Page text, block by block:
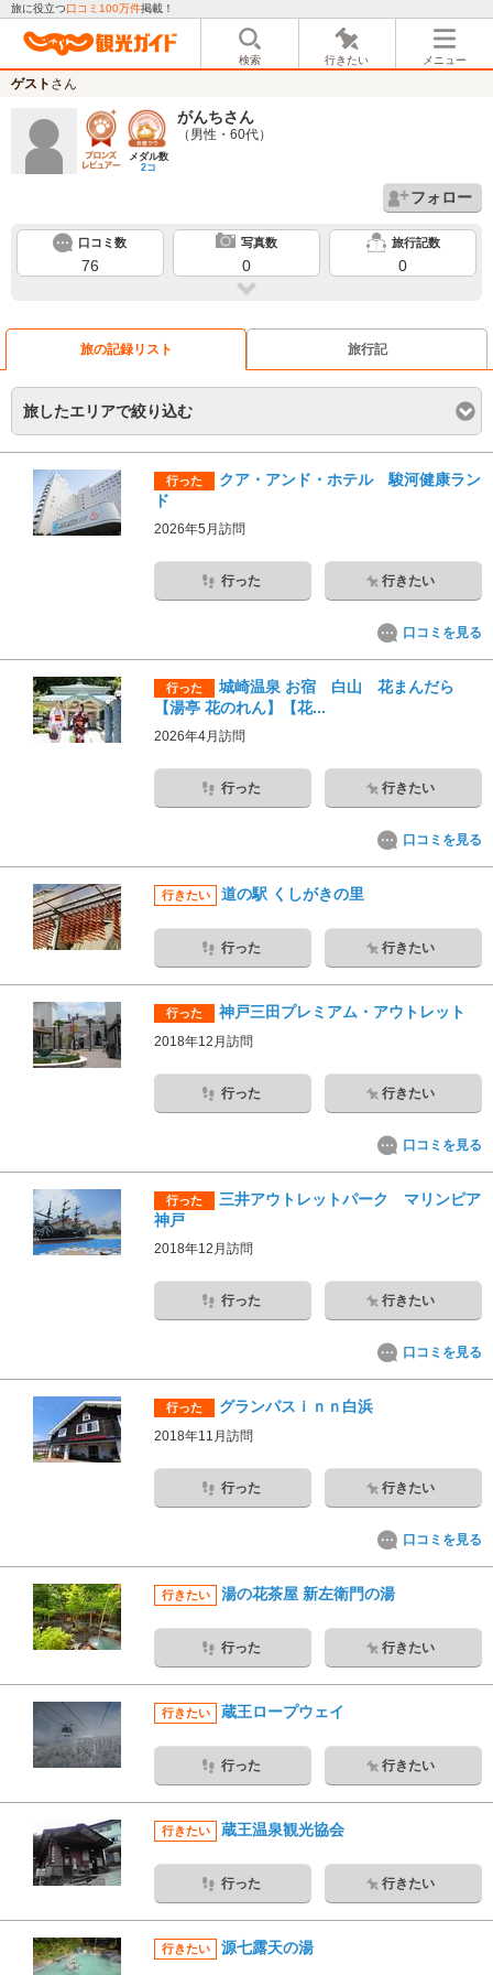
旅に役立つ口コミ100万件掲載！
検索 行きたい メニュー
ゲスト さん
メダル数
2コ
がんちさん
（男性・60代）
フォロー
口コミ数
76
写真数
0
旅行記数
0
旅の記録リスト 旅行記
旅したエリアで絞り込む
行った
クア・アンド・ホテル 駿河健康ラン
ド
2026年5月訪問
行った 行きたい
口コミを見る
行った
城崎温泉 お宿 白山 花まんだら
【湯亭 花のれん】【花...
2026年4月訪問
行った 行きたい
口コミを見る
行きたい 道の駅 くしがきの里
行った 行きたい
行った 神戸三田プレミアム・アウトレット
2018年12月訪問
行った 行きたい
口コミを見る
行った
三井アウトレットパーク マリンピア
神戸
2018年12月訪問
行った 行きたい
口コミを見る
行った グランパスｉｎｎ白浜
2018年11月訪問
行った 行きたい
口コミを見る
行きたい 湯の花茶屋 新左衛門の湯
行った 行きたい
行きたい 蔵王ロープウェイ
行った 行きたい
行きたい 蔵王温泉観光協会
行った 行きたい
行きたい 源七露天の湯